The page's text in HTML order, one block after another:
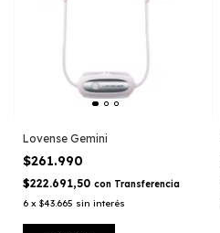
Lovense Gemini
$261.990
$222.691,50 con Transferencia
6 x $43.665 sin interés